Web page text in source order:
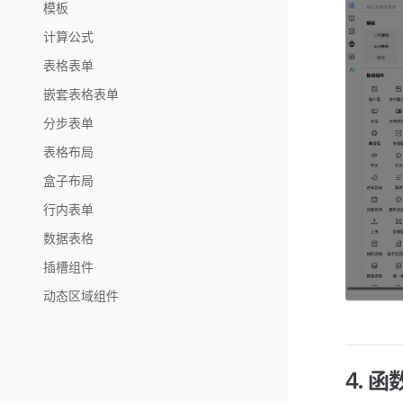
模板
计算公式
表格表单
嵌套表格表单
分步表单
表格布局
盒子布局
行内表单
数据表格
插槽组件
动态区域组件
4. 函